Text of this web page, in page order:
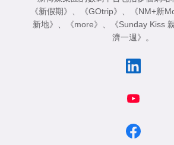
《新假期》 、 《GOtrip》 、 《NM+新
新地》 、 《more》 、 《Sunday Kiss
濟一週》 。